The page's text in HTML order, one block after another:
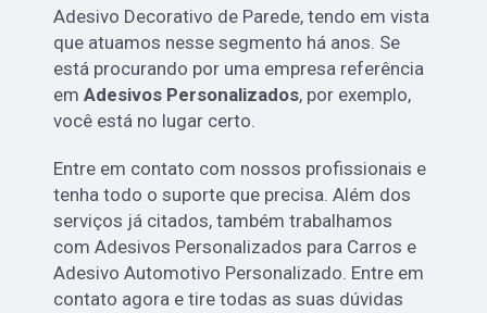
Adesivo Decorativo de Parede, tendo em vista
que atuamos nesse segmento há anos. Se
está procurando por uma empresa referência
emAdesivos Personalizados, por exemplo,
você está no lugar certo.
Entre em contato com nossos profissionais e
tenha todo o suporte que precisa. Além dos
serviços já citados, também trabalhamos
com Adesivos Personalizados para Carros e
Adesivo Automotivo Personalizado. Entre em
contato agora e tire todas as suas dúvidas